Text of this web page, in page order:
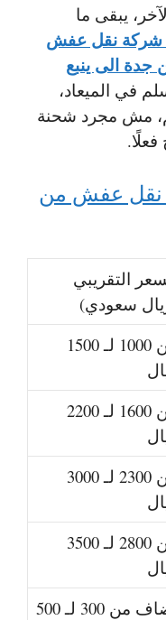
يبقى ما
شركة نقل عفش
الى ينبع
في الميعاد،
مش مجرد شحنة
نقل عفش من
التقريبي
سعودي)
من 1000 لـ 1500
من 1600 لـ 2200
من 2300 لـ 3000
من 2800 لـ 3500
يضاف من 300 لـ 500